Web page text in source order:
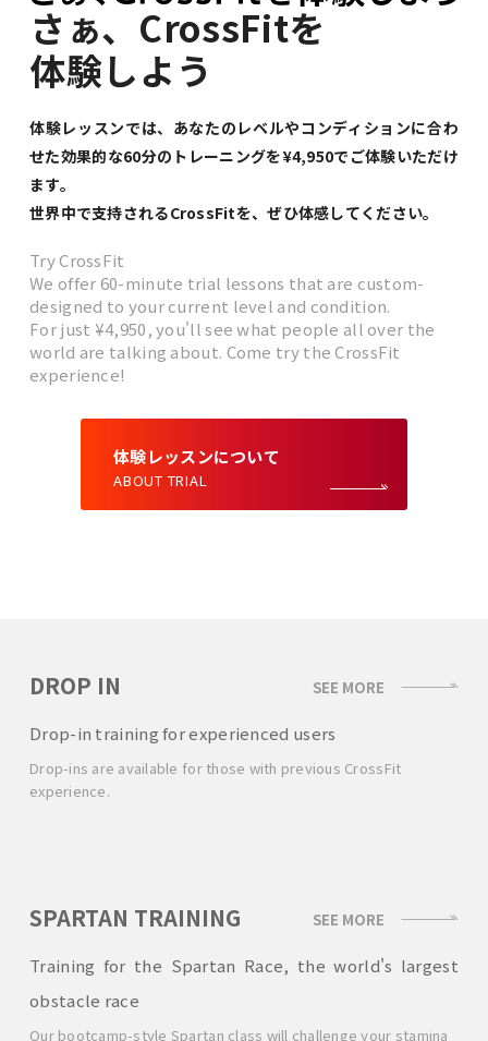
さぁ、CrossFitを
体験しよう
体験レッスンでは、あなたのレベルやコンディションに合わ
せた効果的な60分のトレーニングを¥4,950でご体験いただけ
ます。
世界中で支持されるCrossFitを、ぜひ体感してください。
Try CrossFit
We offer 60-minute trial lessons that are custom-
designed to your current level and condition.
For just ¥4,950, you'll see what people all over the
world are talking about. Come try the CrossFit
experience!
体験レッスンについて
ABOUT TRIAL
DROP IN
Drop-in training for experienced users
Drop-ins are available for those with previous CrossFit
experience.
SEE MORE
SPARTAN TRAINING
Training for the Spartan Race, the world's largest
obstacle race
Our bootcamp-style Spartan class will challenge your stamina
SEE MORE